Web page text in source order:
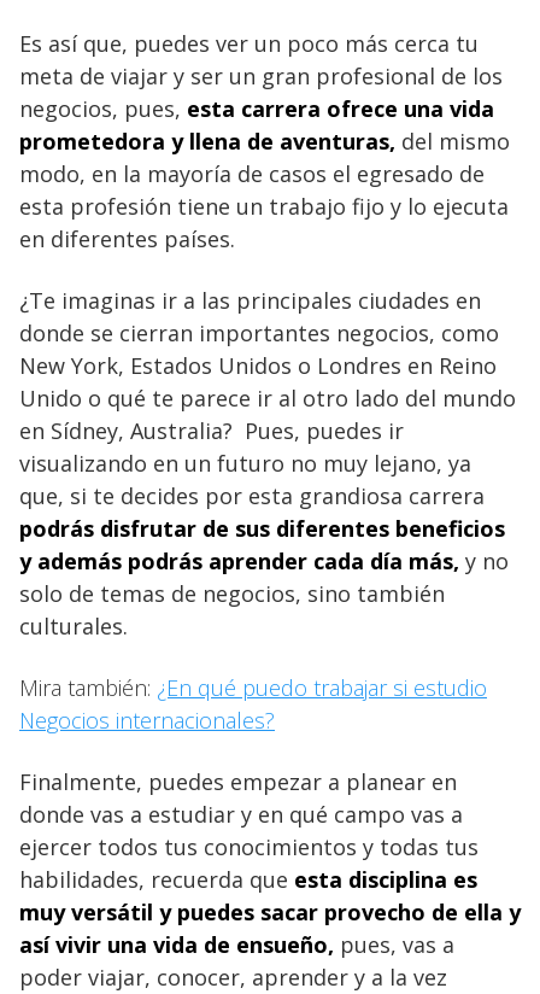
Es así que, puedes ver un poco más cerca tu
meta de viajar y ser un gran profesional de los
negocios, pues, esta carrera ofrece una vida
prometedora y llena de aventuras, del mismo
modo, en la mayoría de casos el egresado de
esta profesión tiene un trabajo fijo y lo ejecuta
en diferentes países.
¿Te imaginas ir a las principales ciudades en
donde se cierran importantes negocios, como
New York, Estados Unidos o Londres en Reino
Unido o qué te parece ir al otro lado del mundo
en Sídney, Australia? Pues, puedes ir
visualizando en un futuro no muy lejano, ya
que, si te decides por esta grandiosa carrera
podrás disfrutar de sus diferentes beneficios
y además podrás aprender cada día más, y no
solo de temas de negocios, sino también
culturales.
Mira también: ¿En qué puedo trabajar si estudio
Negocios internacionales?
Finalmente, puedes empezar a planear en
donde vas a estudiar y en qué campo vas a
ejercer todos tus conocimientos y todas tus
habilidades, recuerda que esta disciplina es
muy versátil y puedes sacar provecho de ella y
así vivir una vida de ensueño, pues, vas a
poder viajar, conocer, aprender y a la vez